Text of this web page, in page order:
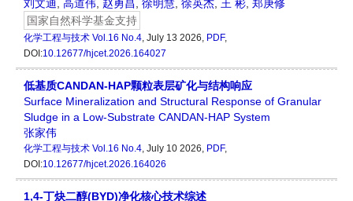
刘文迪, 高道伟, 赵勇昌, 徐明慧, 徐英杰, 王 彬, 郑庚修
国家自然科学基金支持
化学工程与技术 Vol.16 No.4, July 13 2026, PDF,
DOI:10.12677/hjcet.2026.164027
低基质CANDAN-HAP颗粒表层矿化与结构响应
Surface Mineralization and Structural Response of Granular
Sludge in a Low-Substrate CANDAN-HAP System
张家伟
化学工程与技术 Vol.16 No.4, July 10 2026, PDF,
DOI:10.12677/hjcet.2026.164026
1,4-丁炔二醇(BYD)净化核心技术综述